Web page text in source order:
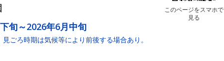
このページをスマホで
見る
旬～2026年6月中旬
ごろ時期は気候等により前後する場合あり。